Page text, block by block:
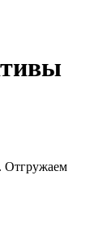
Отгружаем